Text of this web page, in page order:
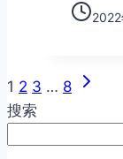
页
面
1 2 3 … 8
下
页
搜索